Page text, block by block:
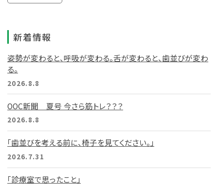
新着情報
姿勢が変わると、呼吸が変わる。舌が変わると、歯並びが変わ
る。
2026.8.8
OOC新聞 夏号 今さら筋トレ？？？
2026.8.8
「歯並びを考える前に、椅子を見てください。」
2026.7.31
「診療室で思ったこと」